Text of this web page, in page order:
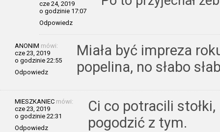
cze 24, 2019
o godzinie 17:07
Odpowiedz
ANONIM mówi:
cze 23, 2019
o godzinie 22:55
Odpowiedz
Miała być impreza
popelina, no słabo
MIESZKANIEC mówi:
cze 23, 2019
o godzinie 22:31
Odpowiedz
Ci co potracili
pogodzić z tym.